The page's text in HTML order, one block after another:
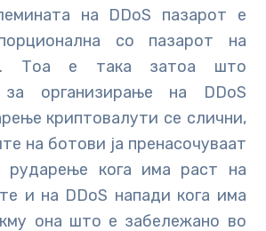
на DDoS пазарот е
со пазарот на
Тоа е така затоа што
за организирање на DDoS
криптовалути се слични,
на ботови ја пренасочуваат
рударење кога има раст на
и на DDoS напади кога има
она што е забележано во